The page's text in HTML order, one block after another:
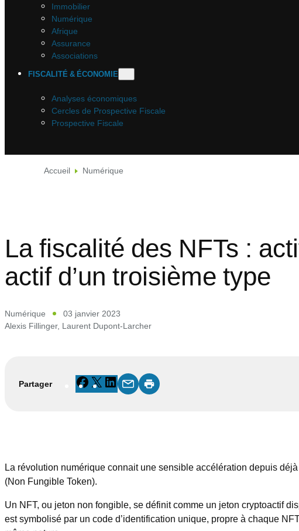
Immobilier
Numérique
Afrique
Assurance
Associations
FISCALITÉ & ÉCONOMIE
Analyses économiques
Cercles de Prospective Fiscale
Prospective Fiscale
Accueil Numérique
La fiscalité des NFTs :
actif d’un troisième type
Numérique
03 janvier 2023
Alexis Fillinger, Laurent Dupont-Larcher
Partager Facebook
X LinkedIn
La révolution numérique connait une sensible accélération depuis
(Non Fungible Token).
Un NFT, ou jeton non fongible, se définit comme un jeton cryptoactif
est symbolisé par un code d’identification unique, propre à chaque